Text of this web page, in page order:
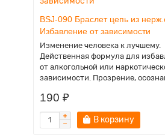
BSJ-090 Браслет цепь из
Избавление от зависимости
Изменение человека к лучшему.
Действенная формула для
от алкогольной или
зависимости. Прозрение,
190 ₽
В корзину